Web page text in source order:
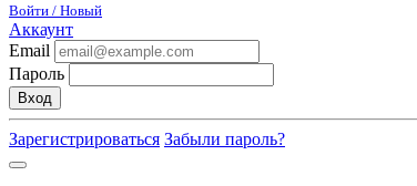
Войти / Новый
Аккаунт
Email
Пароль
Вход
Зарегистрироваться Забыли пароль?